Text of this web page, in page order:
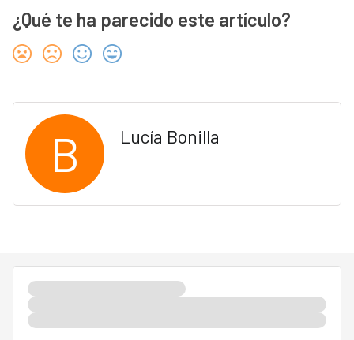
¿Qué te ha parecido este artículo?
B Lucía Bonilla